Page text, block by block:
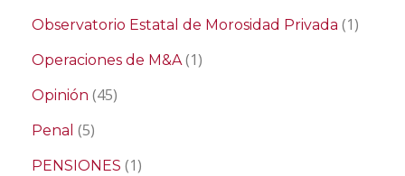
Observatorio Estatal de Morosidad Privada (1)
Operaciones de M&A(1)
Opinión (45)
Penal (5)
PENSIONES (1)